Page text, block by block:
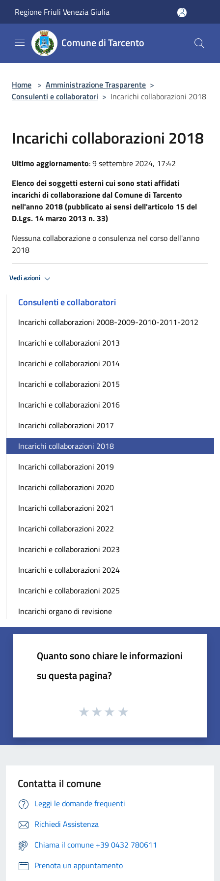
Regione Friuli Venezia Giulia
Comune di Tarcento
Home > Amministrazione Trasparente >
Consulenti e collaboratori > Incarichi collaborazioni 2018
Incarichi collaborazioni 2018
Ultimo aggiornamento: 9 settembre 2024, 17:42
Elenco dei soggetti esterni cui sono stati affidati
incarichi di collaborazione dal Comune di Tarcento
nell'anno 2018 (pubblicato ai sensi dell'articolo 15 del
D.Lgs. 14 marzo 2013 n. 33)
Nessuna collaborazione o consulenza nel corso dell'anno
2018
Vedi azioni
Consulenti e collaboratori
Incarichi collaborazioni 2008-2009-2010-2011-2012
Incarichi e collaborazioni 2013
Incarichi e collaborazioni 2014
Incarichi e collaborazioni 2015
Incarichi e collaborazioni 2016
Incarichi collaborazioni 2017
Incarichi collaborazioni 2018
Incarichi collaborazioni 2019
Incarichi collaborazioni 2020
Incarichi collaborazioni 2021
Incarichi collaborazioni 2022
Incarichi e collaborazioni 2023
Incarichi e collaborazioni 2024
Incarichi e collaborazioni 2025
Incarichi organo di revisione
Quanto sono chiare le informazioni
su questa pagina?
Contatta il comune
Leggi le domande frequenti
Richiedi Assistenza
Chiama il comune +39 0432 780611
Prenota un appuntamento